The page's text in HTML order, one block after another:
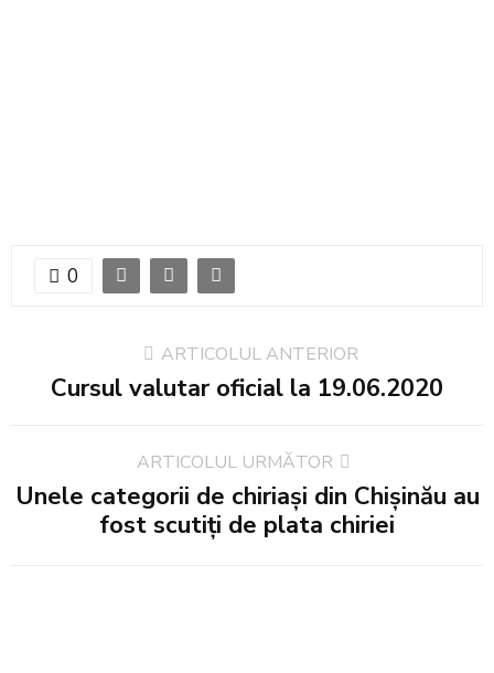
0
ARTICOLUL ANTERIOR
Cursul valutar oficial la 19.06.2020
ARTICOLUL URMĂTOR
Unele categorii de chiriași din Chișinău au
fost scutiți de plata chiriei